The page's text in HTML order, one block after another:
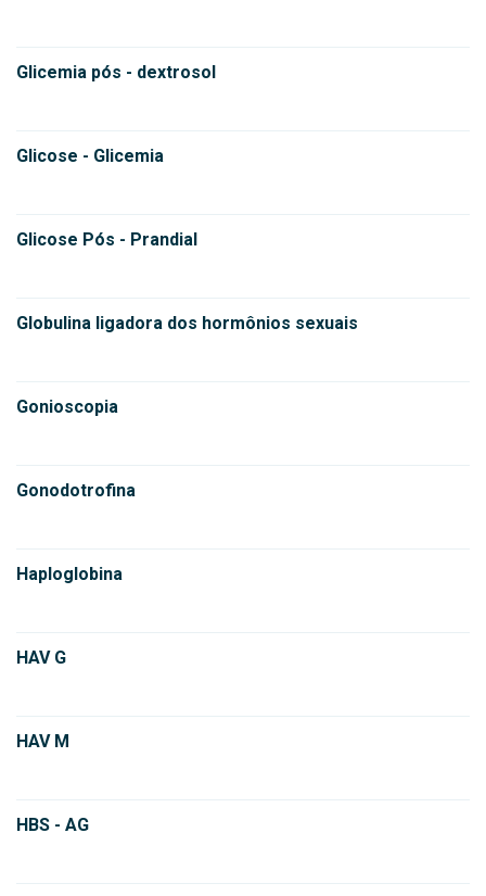
Glicemia pós - dextrosol
Glicose - Glicemia
Glicose Pós - Prandial
Globulina ligadora dos hormônios sexuais
Gonioscopia
Gonodotrofina
Haploglobina
HAV G
HAV M
HBS - AG